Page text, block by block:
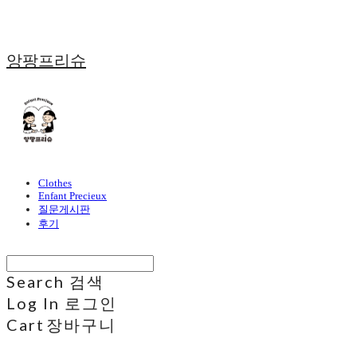
앙팡프리슈
Clothes
Enfant Precieux
질문게시판
후기
Search 검색
Log In 로그인
Cart 장바구니